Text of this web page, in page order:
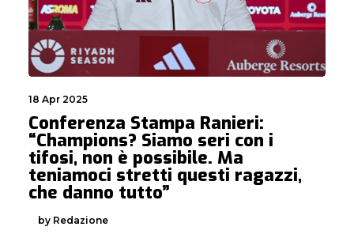
18 Apr 2025
Conferenza Stampa Ranieri:
“Champions? Siamo seri con i
tifosi, non è possibile. Ma
teniamoci stretti questi ragazzi,
che danno tutto”
by Redazione